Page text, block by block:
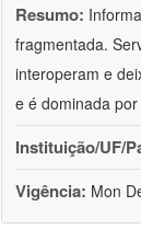
Resumo:
fragmentada.
interoperam e
e é dominada
Instituição/UF/
Vigência: Mon